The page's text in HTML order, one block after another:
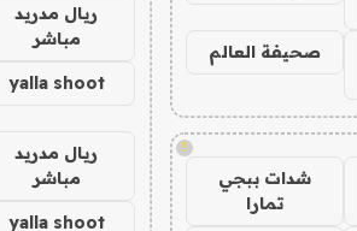
صحيفة العالم
!
شدات ببجي
تمارا
ريال مدريد
مباشر
yalla shoot
ريال مدريد
مباشر
yalla shoot